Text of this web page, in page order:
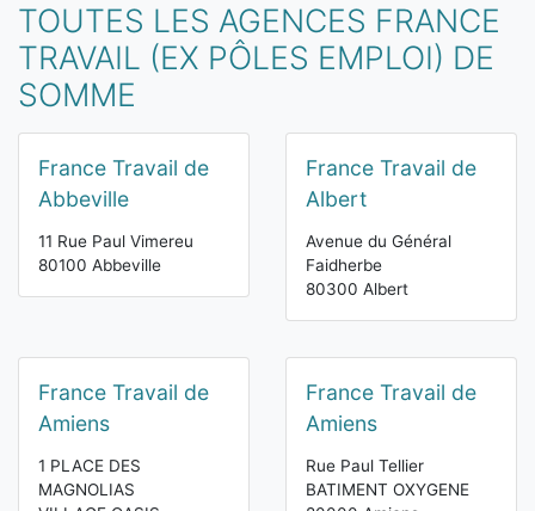
TOUTES LES AGENCES FRANCE
TRAVAIL (EX PÔLES EMPLOI) DE
SOMME
France Travail de
Abbeville
11 Rue Paul Vimereu
80100 Abbeville
France Travail de
Albert
Avenue du Général
Faidherbe
80300 Albert
France Travail de
Amiens
1 PLACE DES
MAGNOLIAS
France Travail de
Amiens
Rue Paul Tellier
BATIMENT OXYGENE